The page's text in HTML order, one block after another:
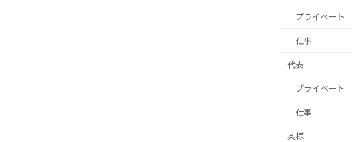
プライベート
仕事
代表
プライベート
仕事
奥様